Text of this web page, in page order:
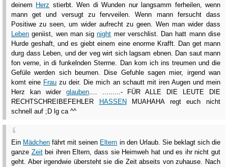
deinem Herz stierbt. Wen di Wunden nur langsamm ferheilen, wenn
mann get und versugt zu fervveilen. Wenn mann fersucht dass
Positiwe zu seen, um wider aufrecht zu geen. Wen man wider dass
Leben geniist, wen man signight mer verschlist. Dan hatt mann dise
Hurde geshaft, und es giebt einem eine enorme Krafft. Dan get mann
durg dass Leben, und der veg wirt sich lagsam ebnen. Dan saut mann
fon verne, in di funkelnden Sterrne. Dan kom ich ins treumen und die
Gefüle werden sich beumen. Dise Gefuhle sagen mier, irgend wan
komt eine Frau zu deir. Die mich an schautt mit iren Augen und mein
Herz kan wider glauben.... .........- FÜR ALLE DIE LEUTE DIE
RECHTSCHREIBEFEHLER
HASSEN MUAHAHA regt euch nicht
schnell auf ;D lg ca ^^
Ein Mädchen fährt mit seinen Eltern in den Urlaub. Sie beklagt sich die
ganze Zeitbei ihren Eltern, dass sie Heimweh hat und es ihr nicht gut
geht. Aber irgendwie übersteht sie die Zeit abseits von zuhause. Nach